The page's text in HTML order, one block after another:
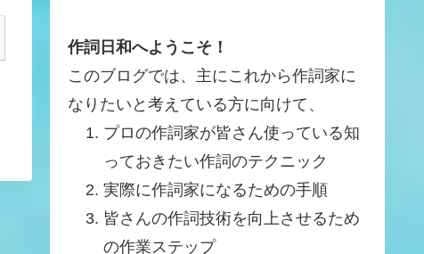
作詞日和へようこそ！
このブログでは、主にこれから作詞家に
なりたいと考えている方に向けて、
プロの作詞家が皆さん使っている知
っておきたい作詞のテクニック
実際に作詞家になるための手順
皆さんの作詞技術を向上させるため
の作業ステップ